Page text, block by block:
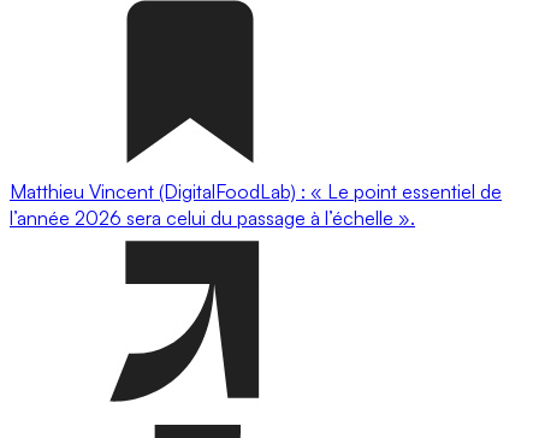
Matthieu Vincent (DigitalFoodLab) : « Le point essentiel de
l’année 2026 sera celui du passage à l’échelle ».